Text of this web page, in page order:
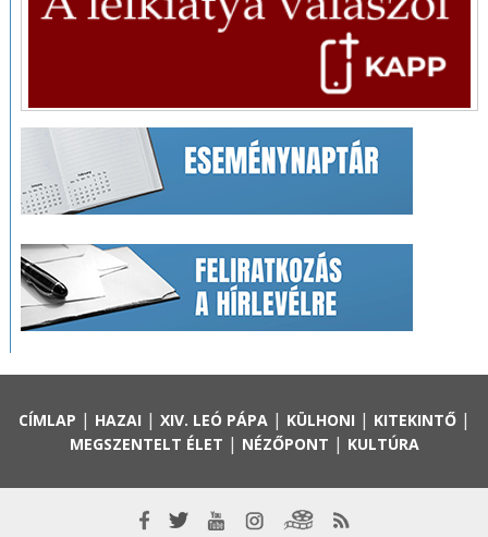
CÍMLAP | HAZAI | XIV. LEÓ PÁPA| KÜLHONI | KITEKINTŐ|
MEGSZENTELT ÉLET | NÉZŐPONT | KULTÚRA